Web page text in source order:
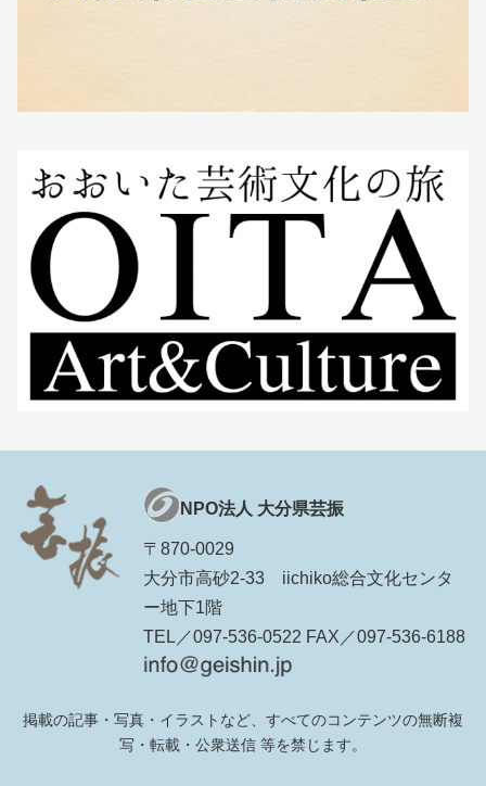
NPO法人 大分県芸振
〒870-0029
大分市高砂2-33 iichiko総合文化センタ
ー地下1階
TEL／097-536-0522 FAX／097-536-6188
掲載の記事・写真・イラストなど、すべてのコンテンツの無断複
写・転載・公衆送信 等を禁じます。